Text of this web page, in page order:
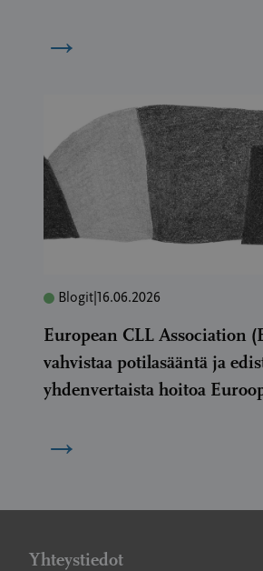
→
Blogit 16.06.2026
European CLL Association
vahvistaa potilasääntä ja
yhdenvertaista hoitoa
→
Yhteystiedot